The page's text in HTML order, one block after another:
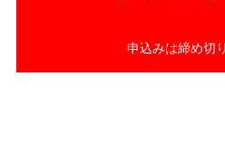
申込みは締め切